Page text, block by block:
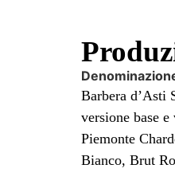
Barbera d’Asti
versione base
Piemonte
Bianco, Brut